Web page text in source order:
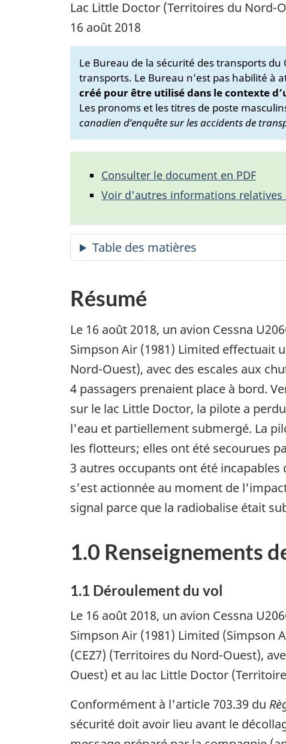
Lac Little Doctor (Territoires du Nord-
16 août 2018
Le Bureau de la sécurité des transports
transports. Le Bureau n’est pas habilité à
créé pour être utilisé dans le contexte
Les pronoms et les titres de poste
canadien d’enquête sur les accidents de
Consulter le document en PDF
Voir d'autres informations relatives
Résumé
Le 16 août 2018, un avion Cessna
Simpson Air (1981) Limited effectuait
Nord-Ouest), avec des escales aux
4 passagers prenaient place à bord.
sur le lac Little Doctor, la pilote a
l'eau et partiellement submergé. La
les flotteurs; elles ont été secourues
3 autres occupants ont été
s'est actionnée au moment de
signal parce que la radiobalise était
1.0 Renseignements
1.1 Déroulement du vol
Le 16 août 2018, un avion Cessna
Simpson Air (1981) Limited
(CEZ7) (Territoires du Nord-Ouest),
Ouest) et au lac Little Doctor
Conformément à l'article 703.39 du
sécurité doit avoir lieu avant le